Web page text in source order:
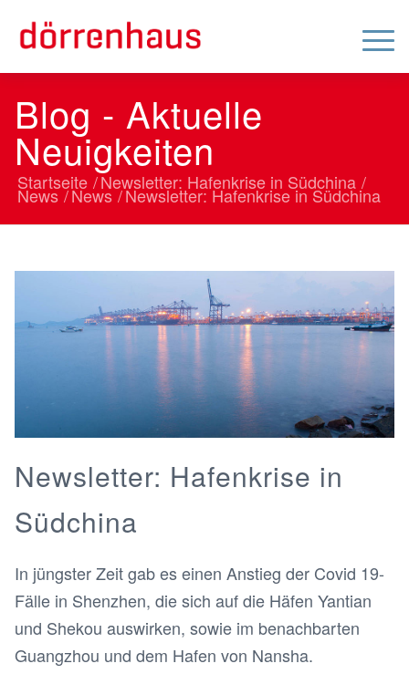
Blog - Aktuelle
Neuigkeiten
Startseite /Newsletter: Hafenkrise in Südchina /
News /News /Newsletter: Hafenkrise in Südchina
Newsletter: Hafenkrise in
Südchina
In jüngster Zeit gab es einen Anstieg der Covid 19-
Fälle in Shenzhen, die sich auf die Häfen Yantian
und Shekou auswirken, sowie im benachbarten
Guangzhou und dem Hafen von Nansha.